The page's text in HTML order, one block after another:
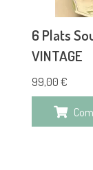
6 Plats
VINTAGE
99,00 €